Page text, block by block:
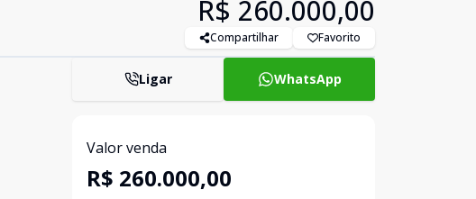
R$ 260.000,00
Compartilhar Favorito
Ligar WhatsApp
Valor venda
R$ 260.000,00